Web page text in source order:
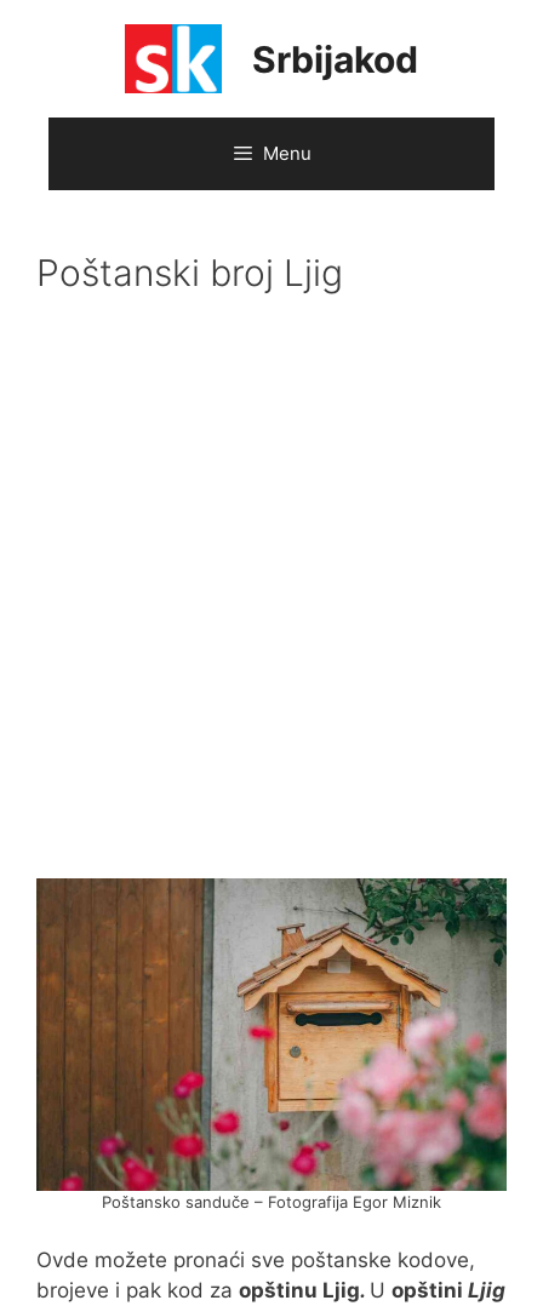
Srbijakod
Menu
Poštanski broj Ljig
Poštansko sanduče – Fotografija Egor Miznik
Ovde možete pronaći sve poštanske kodove,
brojeve i pak kod za opštinu Ljig. U opštini Ljig